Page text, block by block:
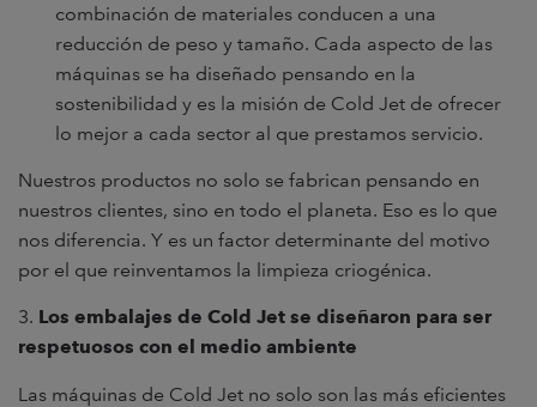
combinación de materiales conducen a una
reducción de peso y tamaño. Cada aspecto de las
máquinas se ha diseñado pensando en la
sostenibilidad y es la misión de Cold Jet de ofrecer
lo mejor a cada sector al que prestamos servicio.
Nuestros productos no solo se fabrican pensando en
nuestros clientes, sino en todo el planeta. Eso es lo que
nos diferencia. Y es un factor determinante del motivo
por el que reinventamos la limpieza criogénica.
3. Los embalajes de Cold Jet se diseñaron para ser
respetuosos con el medio ambiente
Las máquinas de Cold Jet no solo son las más eficientes